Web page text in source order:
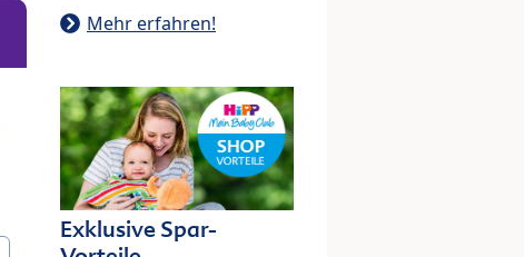
Mehr erfahren!
Exklusive Spar-